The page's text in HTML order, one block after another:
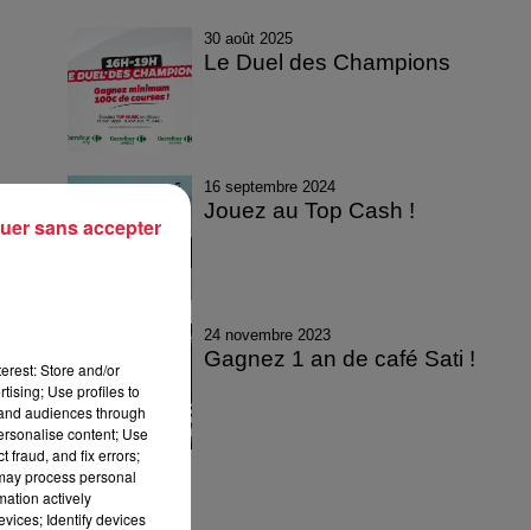
30 août 2025
Le Duel des Champions
16 septembre 2024
Jouez au Top Cash !
24 novembre 2023
Gagnez 1 an de café Sati !
Store and/or
Use profiles to
audiences through
content; Use
fraud, and fix errors;
process personal
actively
Identify devices
sans accepter